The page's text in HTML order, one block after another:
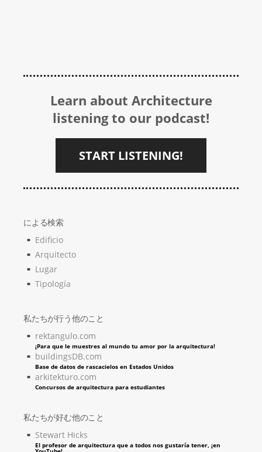
Learn about Architecture
listening to our podcast!
START LISTENING!
による検索
Edificio
Arquitecto
Lugar
Tipología
私たちが行う他のこと
rektangulo.com
¡Para que le muestres al mundo tu amor por la arquitectura!
buildingsDB.com
Base de datos de rascacielos en Estados Unidos
arkitekturo.com
Concursos de arquitectura para estudiantes
私たちが好む他のこと
Stewart Hicks
El profesor de arquitectura que a todos nos gustaría tener, ¡en